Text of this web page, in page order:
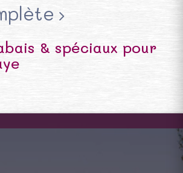
& spéciaux pour